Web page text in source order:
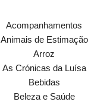
Acompanhamentos
Animais de Estimação
Arroz
As Crónicas da Luísa
Bebidas
Beleza e Saúde